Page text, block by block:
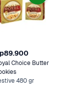
Choice Butter
480 gr